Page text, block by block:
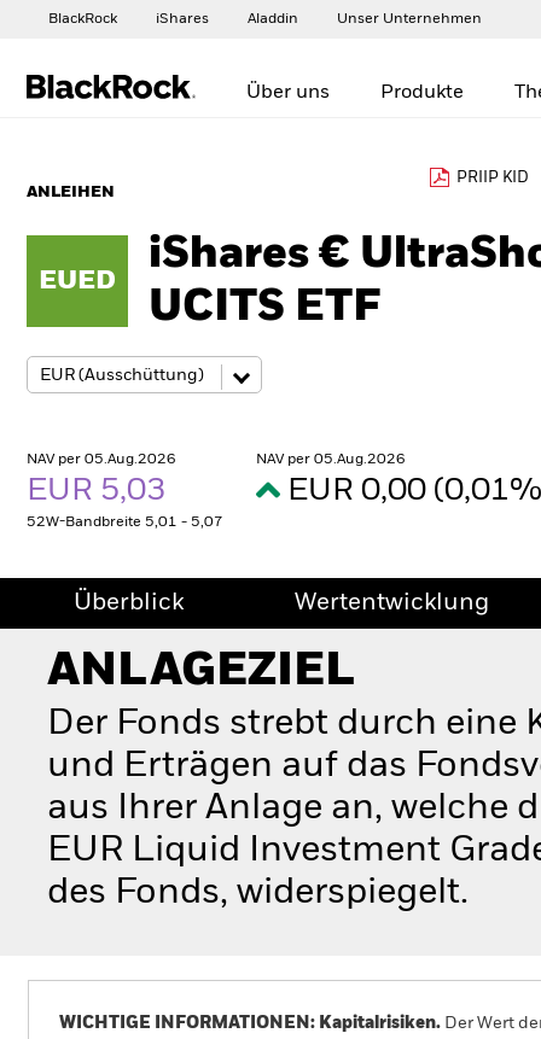
BlackRock iShares Aladdin Unser Unternehmen
Über uns Produkte
ANLEIHEN
PRIIP KID
EUED
iShares €
UCITS ETF
NAV per 05.Aug.2026
EUR 5,03
52W-Bandbreite 5,01 - 5,07
NAV per 05.Aug.2026
EUR 0,00
Überblick Wertentwicklung
ANLAGEZIEL
Der Fonds strebt durch
und Erträgen auf das
aus Ihrer Anlage an, welche
EUR Liquid Investment
des Fonds, widerspiegelt.
WICHTIGE INFORMATIONEN: Kapitalrisiken. Der Wert